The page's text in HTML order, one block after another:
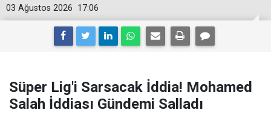
17:06
03 Ağustos 2026
Süper Lig'i Sarsacak İddia! Mohamed
Salah İddiası Gündemi Salladı